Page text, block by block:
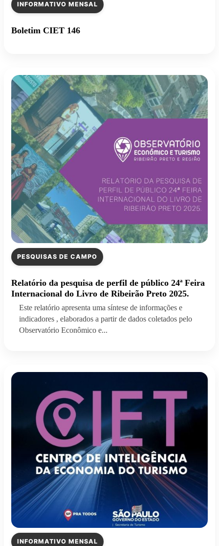
INFORMATIVO MENSAL
Boletim CIET 146
PESQUISAS DE CAMPO
Relatório da pesquisa de perfil de público 24ª Feira
Internacional do Livro de Ribeirão Preto 2025.
Este relatório apresenta uma síntese de informações e
indicadores , elaborados a partir de dados coletados pelo
Observatório Econômico e...
INFORMATIVO MENSAL